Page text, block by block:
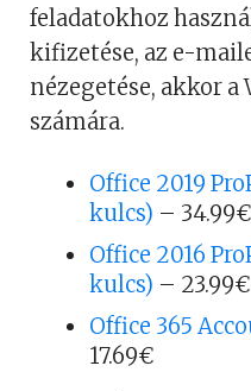
feladatokhoz
kifizetése, az e-
nézegetése, akkor a
számára.
Office 2019
kulcs) – 34.99€
Office 2016
kulcs) – 23.99€
Office 365
17.69€